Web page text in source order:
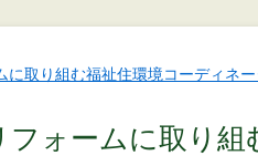
フォームに取り